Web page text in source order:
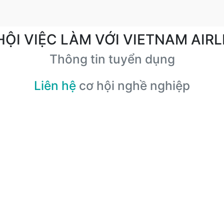
VIỆC LÀM VỚI VIETNAM
Thông tin tuyển dụng
Liên hệ cơ hội nghề nghiệp